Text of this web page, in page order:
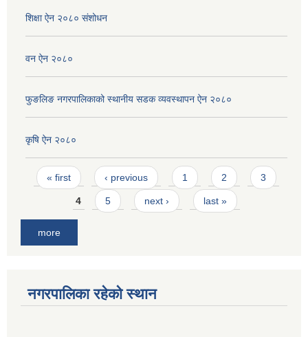
शिक्षा ऐन २०८० संशोधन
वन ऐन २०८०
फुङलिङ नगरपालिकाको स्थानीय सडक व्यवस्थापन ऐन २०८०
कृषि ऐन २०८०
Pages
« first ‹ previous 1 2 3
4 5 next › last »
more
नगरपालिका रहेको स्थान